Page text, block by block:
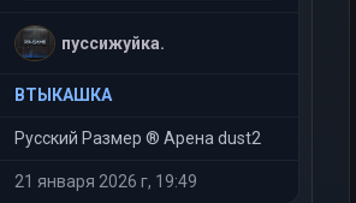
пуссижуйка.
ВТЫКАШКА
Русский Размер ® Арена dust2
21 января 2026 г, 19:49